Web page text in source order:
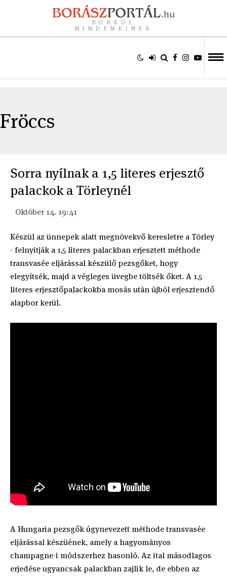
BORRÓL
MINDENKINEK
Fröccs
Sorra nyílnak a 1,5 literes erjesztő
palackok a Törleynél
Október 14. 19:41
Készül az ünnepek alatt megnövekvő keresletre a Törley
- felnyitják a 1,5 literes palackban erjesztett méthode
transvasée eljárással készülő pezsgőket, hogy
elegyítsék, majd a végleges üvegbe töltsék őket. A 1,5
literes erjesztőpalackokba mosás után újból erjesztendő
alapbor kerül.
A Hungaria pezsgők úgynevezett méthode transvasée
eljárással készüének, amely a hagyományos
champagne-i módszerhez hasonló. Az ital másodlagos
erjedése ugyancsak palackban zajlik le, de ebben az